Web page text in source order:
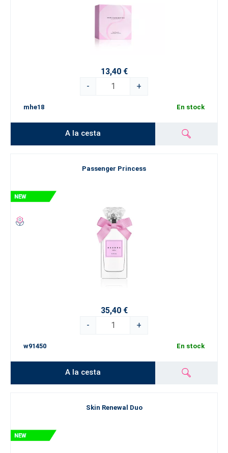
13,40 €
-
+
mhe18 En stock
A la cesta
Passenger Princess
35,40 €
-
+
w91450 En stock
A la cesta
Skin Renewal Duo